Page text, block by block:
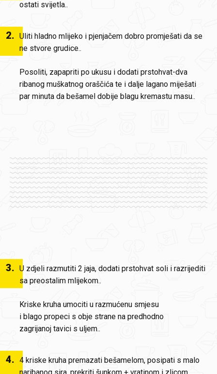
ostati svijetla..
2. Uliti hladno mlijeko i pjenjačem dobro promješati da se
ne stvore grudice..
Posoliti, zapapriti po ukusu i dodati prstohvat-dva
ribanog muškatnog oraščića te i dalje lagano miješati
par minuta da bešamel dobije blagu kremastu masu..
3. U zdjeli razmutiti 2 jaja, dodati prstohvat soli i razrijediti
sa preostalim mlijekom..
Kriske kruha umociti u razmućenu smjesu
i blago propeci s obje strane na predhodno
zagrijanoj tavici s uljem..
4. 4 kriske kruha premazati bešamelom, posipati s malo